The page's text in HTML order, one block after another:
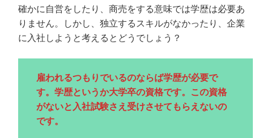
確かに自営をしたり、商売をする意味では学歴は必要あ
りません。しかし、独立するスキルがなかったり、企業
に入社しようと考えるとどうでしょう？
雇われるつもりでいるのならば学歴が必要で
す。学歴というか大学卒の資格です。この資格
がないと入社試験さえ受けさせてもらえないの
です。